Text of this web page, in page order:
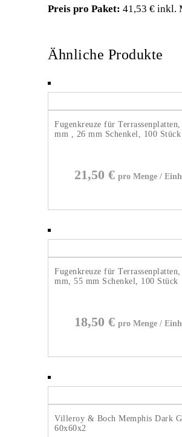
Preis pro Paket: 41,53 € inkl.
Ähnliche Produkte
Fugenkreuze für
mm , 26 mm Schenkel, 100 Stück
21,50 €
Fugenkreuze für
mm, 55 mm Schenkel, 100 Stück
18,50 €
Villeroy & Boch Memphis Dark
60x60x2